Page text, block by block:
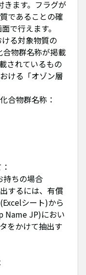
きます。フラグが
であることの確
で行えます。
る対象物質の
合物群名称が掲載
されているもの
ける「オゾン層
合物群名称：
持ちの場合
するには、有償
シート)から
Name JP)におい
をかけて抽出す